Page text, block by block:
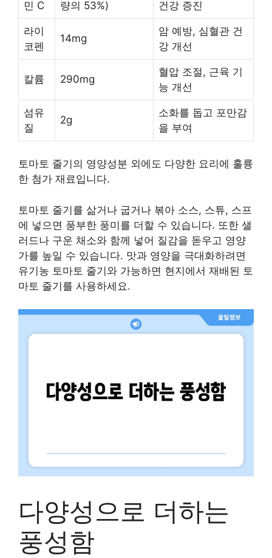
민 C
량의 53%)
건강 증진
라이
코펜
14mg
암 예방, 심혈관 건
강 개선
칼륨 290mg
혈압 조절, 근육 기
능 개선
섬유
질
2g
소화를 돕고 포만감
을 부여
토마토 줄기의 영양성분 외에도 다양한 요리에 훌륭
한 첨가 재료입니다.
토마토 줄기를 삶거나 굽거나 볶아 소스, 스튜, 스프
에 넣으면 풍부한 풍미를 더할 수 있습니다. 또한 샐
러드나 구운 채소와 함께 넣어 질감을 돋우고 영양
가를 높일 수 있습니다. 맛과 영양을 극대화하려면
유기농 토마토 줄기와 가능하면 현지에서 재배된 토
마토 줄기를 사용하세요.
다양성으로 더하는
풍성함